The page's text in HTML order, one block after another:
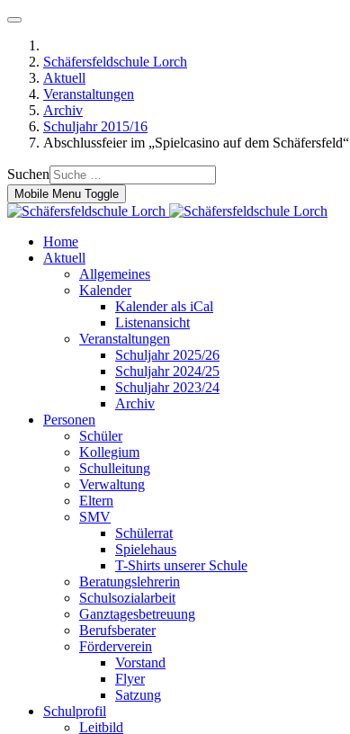
Schäfersfeldschule Lorch
Aktuell
Veranstaltungen
Archiv
Schuljahr 2015/16
Abschlussfeier im „Spielcasino auf dem Schäfersfeld“
Suchen
Mobile Menu Toggle
Home
Aktuell
Allgemeines
Kalender
Kalender als iCal
Listenansicht
Veranstaltungen
Schuljahr 2025/26
Schuljahr 2024/25
Schuljahr 2023/24
Archiv
Personen
Schüler
Kollegium
Schulleitung
Verwaltung
Eltern
SMV
Schülerrat
Spielehaus
T-Shirts unserer Schule
Beratungslehrerin
Schulsozialarbeit
Ganztagesbetreuung
Berufsberater
Förderverein
Vorstand
Flyer
Satzung
Schulprofil
Leitbild